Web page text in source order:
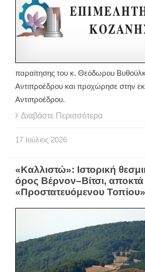
παραίτησης του κ. Θεόδωρου
Αντιπροέδρου και προχώρησε στην
Αντιπροέδρου.
Διαβάστε Περισσότερα
17 Ιούλιος 2026
«Καλλιστώ»: Ιστορική
όρος Βέρνον–Βίτσι,
«Προστατευόμενου Τοπίου»